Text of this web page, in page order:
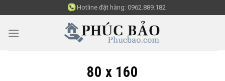
to
content
Hotline đặt hàng: 0962.889.182
80 x 160